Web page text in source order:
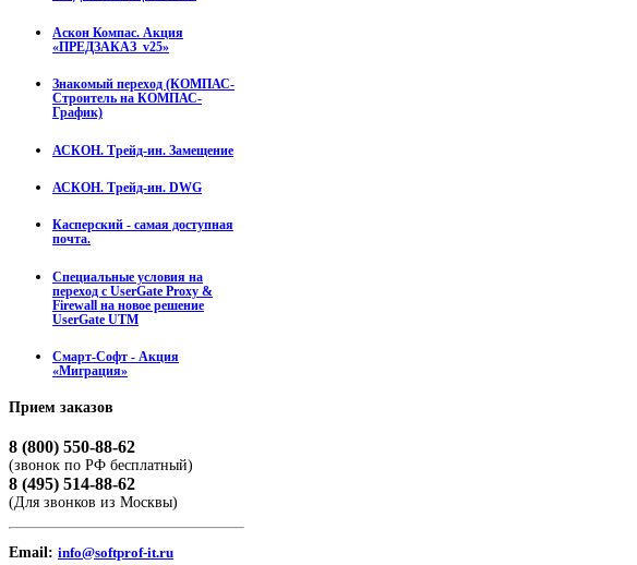
Аскон Компас. Акция
«ПРЕДЗАКАЗ_v25»
Знакомый переход (КОМПАС-
Строитель на КОМПАС-
График)
АСКОН. Трейд-ин. Замещение
АСКОН. Трейд-ин. DWG
Касперский - самая доступная
почта.
Специальные условия на
переход с UserGate Proxy &
Firewall на новое решение
UserGate UTM
Смарт-Софт - Акция
«Миграция»
Прием заказов
8 (800) 550-88-62
(звонок по РФ бесплатный)
8 (495) 514-88-62
(Для звонков из Москвы)
Email: info@softprof-it.ru